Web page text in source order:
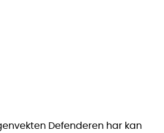
Defenderen har kan